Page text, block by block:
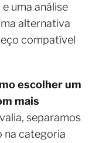
uma análise
alternativa
compatível
escolher um
mais
separamos
na categoria